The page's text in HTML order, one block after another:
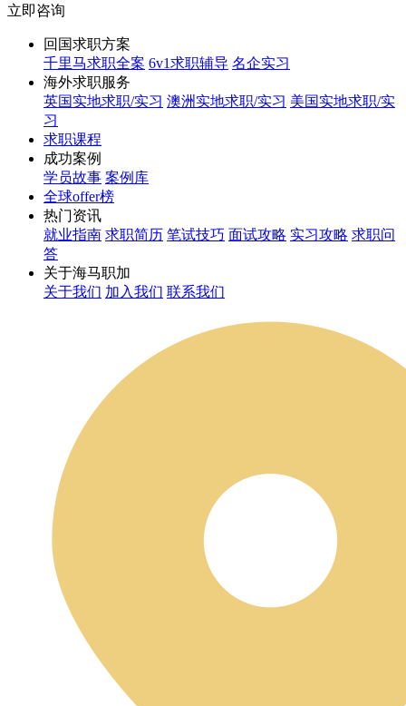
立即咨询
回国求职方案
千里马求职全案 6v1求职辅导 名企实习
海外求职服务
英国实地求职/实习 澳洲实地求职/实习 美国实地求职/实
习
求职课程
成功案例
学员故事 案例库
全球offer榜
热门资讯
就业指南 求职简历 笔试技巧 面试攻略 实习攻略 求职问
答
关于海马职加
关于我们 加入我们 联系我们